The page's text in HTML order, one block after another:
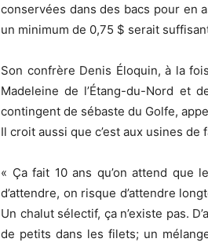
conservées dans des bacs pour en
un minimum de 0,75 $ serait
Son confrère Denis Éloquin, à la
Madeleine de l’Étang-du-Nord et
contingent de sébaste du Golfe,
Il croit aussi que c’est aux usines
« Ça fait 10 ans qu’on attend que
d’attendre, on risque d’attendre
Un chalut sélectif, ça n’existe pas.
de petits dans les filets; un